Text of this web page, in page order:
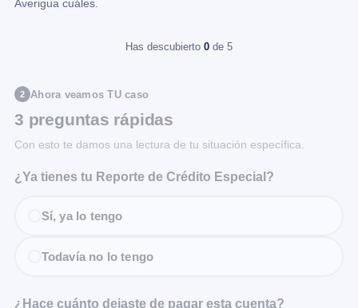
Averigua cuáles.
Has descubierto 0 de 5
2 Ahora veamos TU caso
3 preguntas rápidas
Con esto te damos una lectura de tu situación específica.
¿Ya tienes tu Reporte de Crédito Especial?
Sí, ya lo tengo
Todavía no lo tengo
¿Hace cuánto dejaste de pagar esta cuenta?